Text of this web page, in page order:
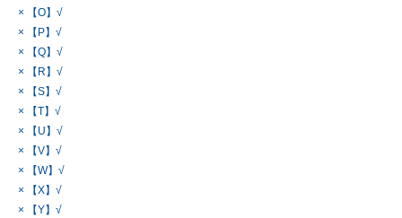
× 【O】√
× 【P】√
× 【Q】√
× 【R】√
× 【S】√
× 【T】√
× 【U】√
× 【V】√
× 【W】√
× 【X】√
× 【Y】√